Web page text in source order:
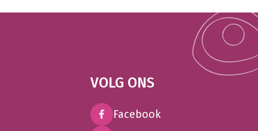
VOLG ONS
Facebook